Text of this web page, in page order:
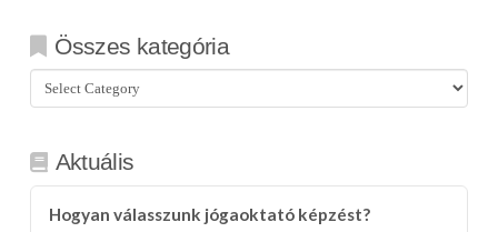
Összes kategória
Összes
kategória
Aktuális
Hogyan válasszunk jógaoktató képzést?